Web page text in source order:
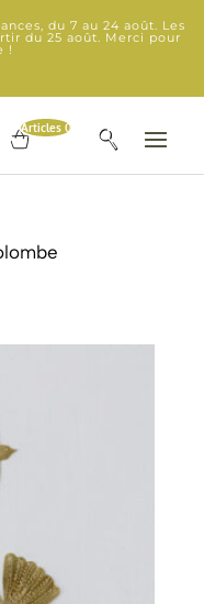
du 7 au 24 août. Les
du 25 août. Merci pour
!
Articles 0